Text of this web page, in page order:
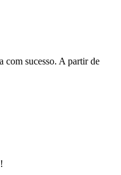
com sucesso. A partir de